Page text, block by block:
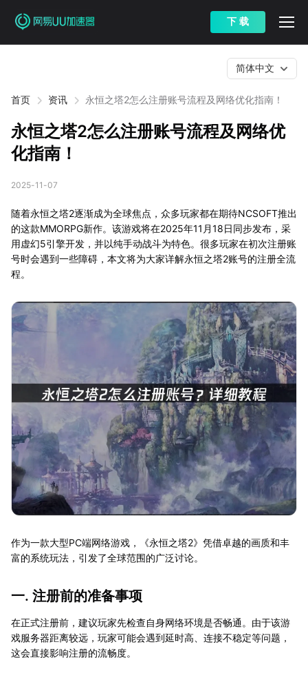
下 载
首页 资讯 永恒之塔2怎么注册账号流程及网络优化指南！
简体中文
永恒之塔2怎么注册账号流程及网络优
化指南！
2025-11-07
随着永恒之塔2逐渐成为全球焦点，众多玩家都在期待NCSOFT推出
的这款MMORPG新作。该游戏将在2025年11月18日同步发布，采
用虚幻5引擎开发，并以纯手动战斗为特色。很多玩家在初次注册账
号时会遇到一些障碍，本文将为大家详解永恒之塔2账号的注册全流
程。
作为一款大型PC端网络游戏，《永恒之塔2》凭借卓越的画质和丰
富的系统玩法，引发了全球范围的广泛讨论。
一. 注册前的准备事项
在正式注册前，建议玩家先检查自身网络环境是否畅通。由于该游
戏服务器距离较远，玩家可能会遇到延时高、连接不稳定等问题，
这会直接影响注册的流畅度。